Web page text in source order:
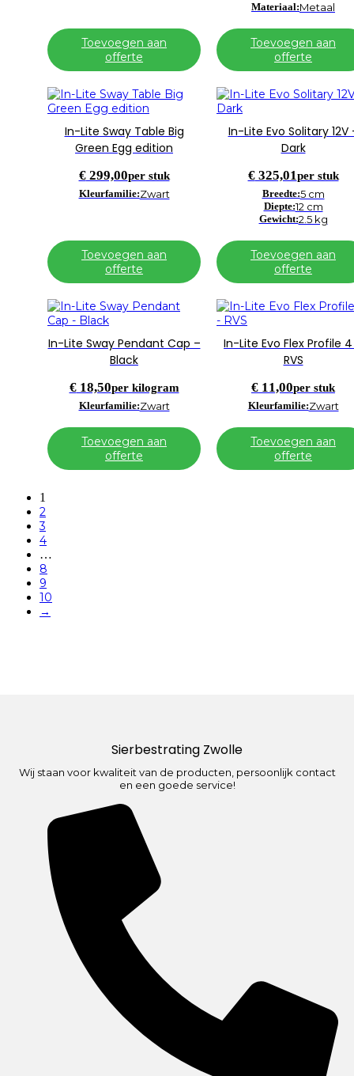
Toevoegen aan
offerte
Materiaal:Metaal
Toevoegen aan
offerte
In-Lite Sway Table Big
Green Egg edition
€299,00per stuk
Kleurfamilie:Zwart
Toevoegen aan
offerte
In-Lite Evo Solitary 12V
Dark
€325,01per stuk
Breedte:5 cm
Diepte:12 cm
Gewicht:2.5 kg
Toevoegen aan
offerte
In-Lite Sway Pendant Cap –
Black
€18,50per kilogram
Kleurfamilie:Zwart
Toevoegen aan
offerte
In-Lite Evo Flex Profile
RVS
€ 11,00per stuk
Kleurfamilie:Zwart
Toevoegen aan
offerte
1
2
3
4
…
8
9
10
→
Sierbestrating Zwolle
Wij staan voor kwaliteit van de producten, persoonlijk contact
en een goede service!